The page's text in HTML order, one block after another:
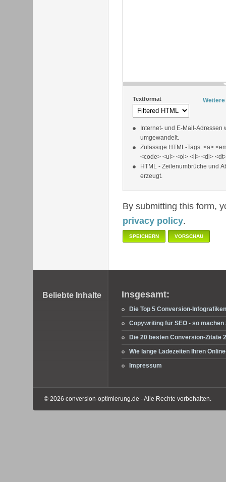
Textformat
Internet- und E-Mail-Adressen
umgewandelt.
Zulässige HTML-Tags: <a>
<code> <ul> <ol> <li> <dl>
HTML - Zeilenumbrüche und
erzeugt.
By submitting this form,
privacy policy.
Beliebte Inhalte Insgesamt:
Die Top 5 Conversion-
Copywriting für SEO - so
Die 20 besten Conversion-Zitate
Wie lange Ladezeiten Ihren
Impressum
© 2026 conversion-optimierung.de - Alle Rechte vorbehalten.